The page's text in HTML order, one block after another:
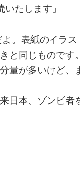
たします」
。表紙のイラス
と同じものです
量が多いけど、
日本、ゾンビ者